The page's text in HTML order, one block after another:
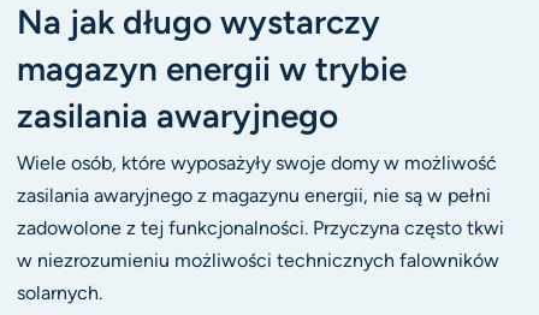
Na jak długo wystarczy
magazyn energii w trybie
zasilania awaryjnego
Wiele osób, które wyposażyły swoje domy w możliwość
zasilania awaryjnego z magazynu energii, nie są w pełni
zadowolone z tej funkcjonalności. Przyczyna często tkwi
w niezrozumieniu możliwości technicznych falowników
solarnych.